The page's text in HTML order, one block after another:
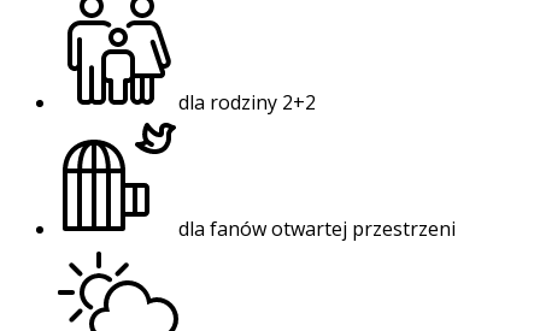
dla rodziny 2+2
dla fanów otwartej przestrzeni